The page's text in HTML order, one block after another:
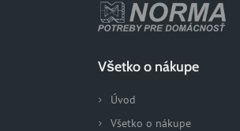
Všetko o nákupe
Úvod
Všetko o nákupe